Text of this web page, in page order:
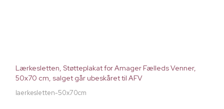
Lærkesletten, Støtteplakat for Amager Fælleds Venner,
50x70 cm, salget går ubeskåret til AFV
laerkesletten-50x70cm